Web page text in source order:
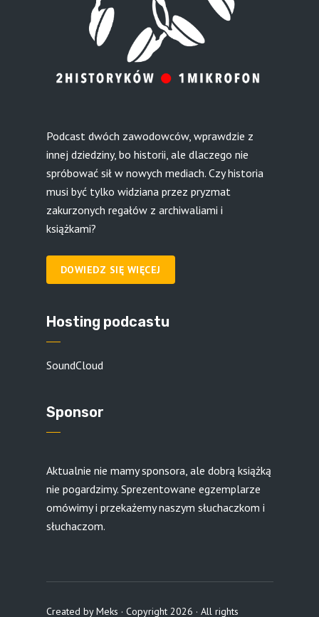
Podcast dwóch zawodowców, wprawdzie z
innej dziedziny, bo historii, ale dlaczego nie
spróbować sił w nowych mediach. Czy historia
musi być tylko widziana przez pryzmat
zakurzonych regałów z archiwaliami i
książkami?
DOWIEDZ SIĘ WIĘCEJ
Hosting podcastu
SoundCloud
Sponsor
Aktualnie nie mamy sponsora, ale dobrą książką
nie pogardzimy. Sprezentowane egzemplarze
omówimy i przekażemy naszym słuchaczkom i
słuchaczom.
Created byMeks · Copyright 2026 · All rights